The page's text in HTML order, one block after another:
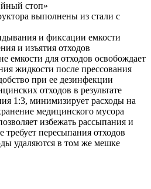
стоп»
выполнены из стали с
и фиксации емкости
и изъятия отходов
емкости для отходов освобождает
жидкости после прессования
при ее дезинфекции
отходов в результате
1:3, минимизирует расходы на
медицинского мусора
избежать рассыпания и
требует пересыпания отходов
удаляются в том же мешке